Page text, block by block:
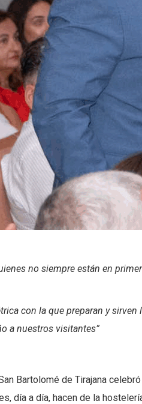
no siempre están en
con la que preparan y
a nuestros visitantes”
Bartolomé de Tirajana
día a día, hacen de la